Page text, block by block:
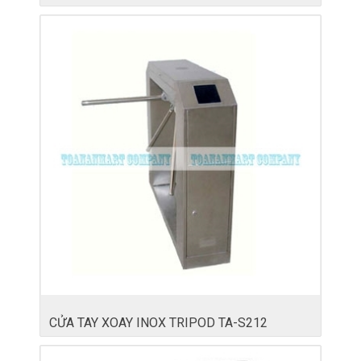
CỬA TAY XOAY INOX TRIPOD TA-S212